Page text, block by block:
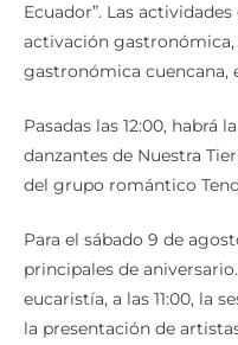
Ecuador”. Las
activación gastronómica,
gastronómica cuencana,
Pasadas las 12:00, habrá
danzantes de Nuestra
del grupo romántico
Para el sábado 9 de
principales de
eucaristía, a las 11:00, la
la presentación de